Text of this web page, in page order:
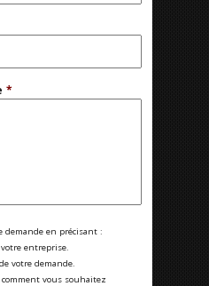
*
demande en précisant :
entreprise.
votre demande.
vous souhaitez